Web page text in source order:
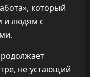
который
и людям с
не устающий